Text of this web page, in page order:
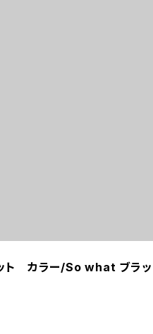
ット カラー/So what ブラッ